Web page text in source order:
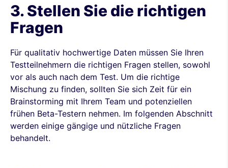
3. Stellen Sie die richtigen
Fragen
Für qualitativ hochwertige Daten müssen Sie Ihren
Testteilnehmern die richtigen Fragen stellen, sowohl
vor als auch nach dem Test. Um die richtige
Mischung zu finden, sollten Sie sich Zeit für ein
Brainstorming mit Ihrem Team und potenziellen
frühen Beta-Testern nehmen. Im folgenden Abschnitt
werden einige gängige und nützliche Fragen
behandelt.